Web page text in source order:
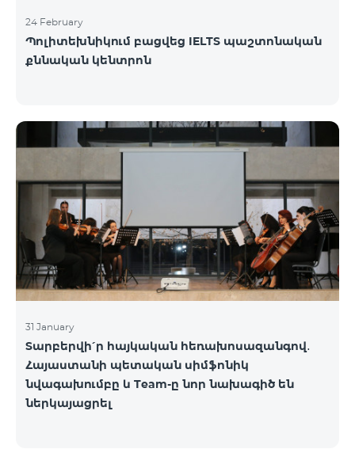
24 February
Պոլիտեխնիկում բացվեց IELTS պաշտոնական
քննական կենտրոն
31 January
Տարբերվի՛ր հայկական հեռախոսազանգով․
Հայաստանի պետական սիմֆոնիկ
նվագախումբը և Team-ը նոր նախագիծ են
ներկայացրել